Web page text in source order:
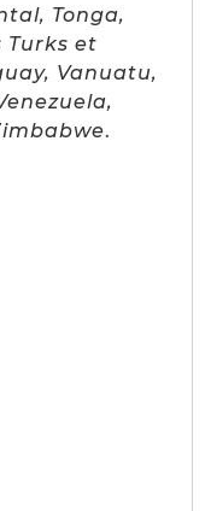
Tonga,
Turks et
Vanuatu,
.